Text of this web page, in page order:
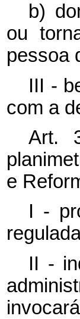
b)
ou
pessoa
III -
com a
Art.
e
I -
II -